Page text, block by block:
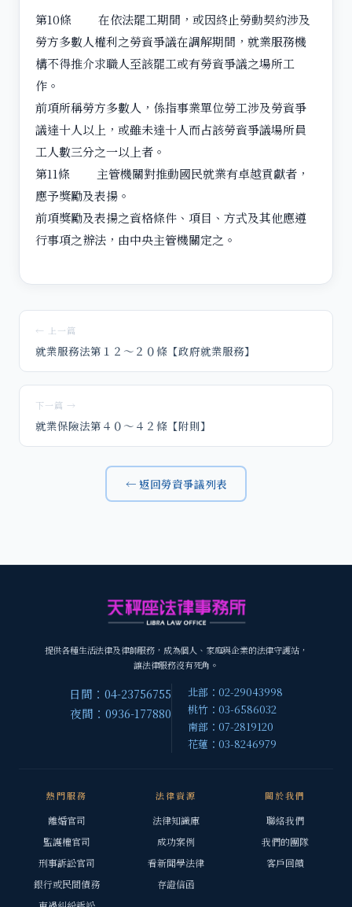
第10條 在依法罷工期間，或因終止勞動契約涉及
勞方多數人權利之勞資爭議在調解期間，就業服務機
構不得推介求職人至該罷工或有勞資爭議之場所工
作。
前項所稱勞方多數人，係指事業單位勞工涉及勞資爭
議達十人以上，或雖未達十人而占該勞資爭議場所員
工人數三分之一以上者。
第11條 主管機關對推動國民就業有卓越貢獻者，
應予獎勵及表揚。
前項獎勵及表揚之資格條件、項目、方式及其他應遵
行事項之辦法，由中央主管機關定之。
← 上一篇
就業服務法第１２～２０條【政府就業服務】
下一篇 →
就業保險法第４０～４２條【附則】
← 返回勞資爭議列表
提供各種生活法律及律師服務，成為個人、家庭與企業的法律守護站，
讓法律服務沒有死角。
日間：04-23756755
夜間：0936-177880
北部：02-29043998
桃竹：03-6586032
南部：07-2819120
花蓮：03-8246979
熱門服務
離婚官司
監護權官司
刑事訴訟官司
銀行或民間債務
法律資源
法律知識庫
成功案例
看新聞學法律
存證信函
關於我們
聯絡我們
我們的團隊
客戶回饋